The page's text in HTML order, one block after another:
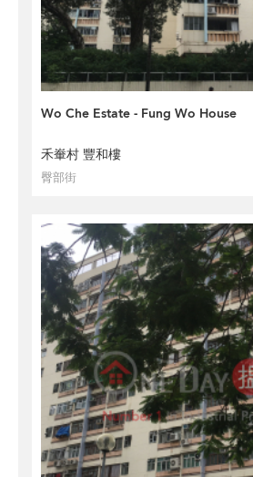
Wo Che Estate - Fung Wo House
禾輋村 豐和樓
臀部街